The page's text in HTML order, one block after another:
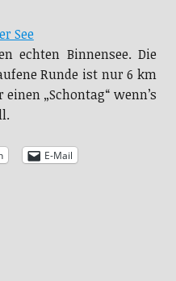
See
echten Binnensee. Die
Runde ist nur 6 km
„Schontag“ wenn’s
E-Mail